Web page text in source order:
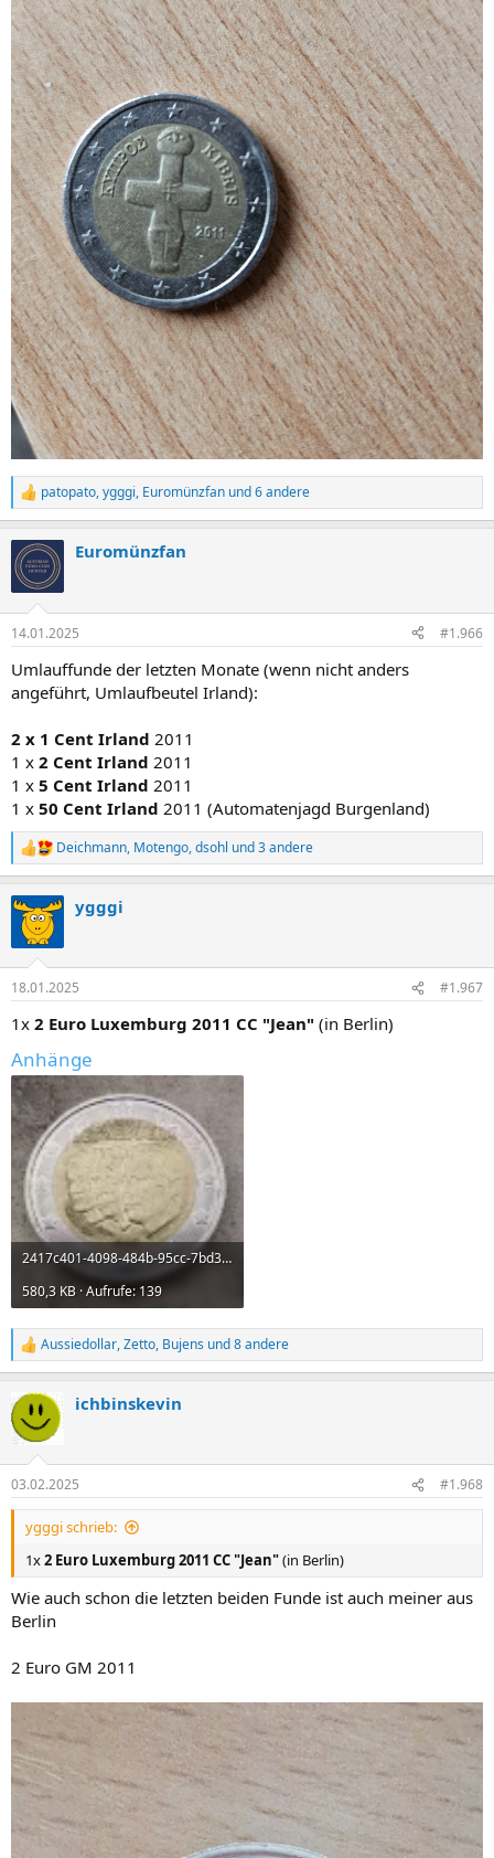
R
e
k
t
i
e
:
patopato,ygggi, Euromünzfan und 6 andere
Euromünzfan
14.01.2025 #1.966
Umlauffunde der letzten Monate (wenn nicht anders
angeführt, Umlaufbeutel Irland):
2 x 1 Cent Irland 2011
1 x 2 Cent Irland 2011
1 x 5 Cent Irland 2011
1 x 50 Cent Irland 2011 (Automatenjagd Burgenland)
R
e
k
t
e
:
Deichmann, Motengo,dsohl und 3 andere
ygggi
18.01.2025 #1.967
1x 2 Euro Luxemburg 2011 CC "Jean" (in Berlin)
Anhänge
2417c401-4098-484b-95cc-7bd30cba5071.webp
580,3 KB · Aufrufe: 139
R
e
k
t
i
e
n
Aussiedollar,Zetto, Bujens und 8 andere
ichbinskevin
03.02.2025 #1.968
ygggi schrieb:
1x2 Euro Luxemburg 2011 CC "Jean"(in Berlin)
Wie auch schon die letzten beiden Funde ist auch meiner aus
Berlin
2 Euro GM 2011